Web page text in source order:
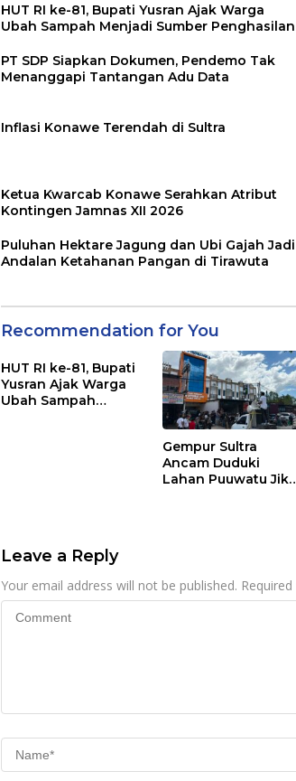
HUT RI ke-81, Bupati Yusran Ajak Warga
Ubah Sampah Menjadi Sumber Penghasilan
PT SDP Siapkan Dokumen, Pendemo Tak
Menanggapi Tantangan Adu Data
Inflasi Konawe Terendah di Sultra
Ketua Kwarcab Konawe Serahkan Atribut
Kontingen Jamnas XII 2026
Puluhan Hektare Jagung dan Ubi Gajah Jadi
Andalan Ketahanan Pangan di Tirawuta
Recommendation for You
HUT RI ke-81, Bupati
Yusran Ajak Warga
Ubah Sampah
Gempur Sultra
Ancam Duduki
Lahan Puuwatu
Leave a Reply
Your email address will not be published.